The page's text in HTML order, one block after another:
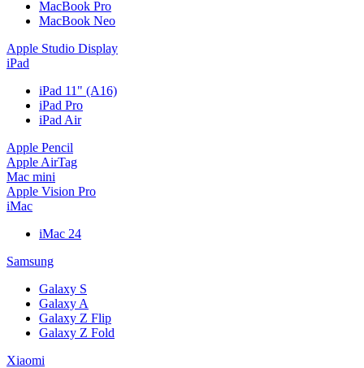
MacBook Pro
MacBook Neo
Apple Studio Display
iPad
iPad 11" (A16)
iPad Pro
iPad Air
Apple Pencil
Apple AirTag
Mac mini
Apple Vision Pro
iMac
iMac 24
Samsung
Galaxy S
Galaxy A
Galaxy Z Flip
Galaxy Z Fold
Xiaomi